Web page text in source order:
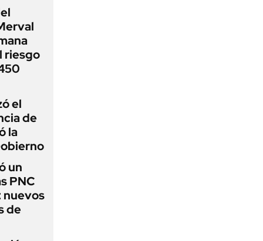
riesgo
el
de
la
un
PNC
nuevos
de